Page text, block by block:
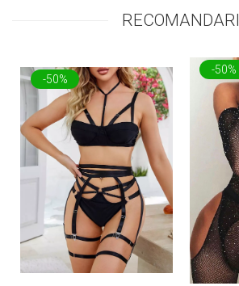
RECOMANDARI
-50%
-50%